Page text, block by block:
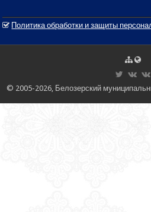
Политика обработки и защиты
© 2005-2026, Белозерский